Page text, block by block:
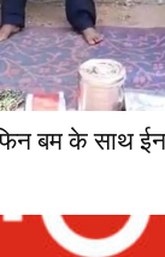
बम के साथ